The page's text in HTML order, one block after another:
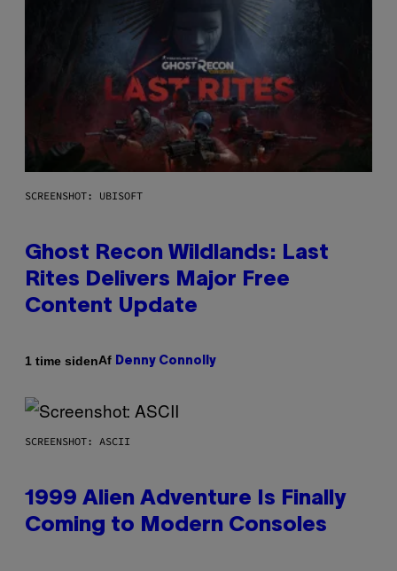
SCREENSHOT: UBISOFT
Ghost Recon Wildlands: Last
Rites Delivers Major Free
Content Update
1 time sidenAf Denny Connolly
SCREENSHOT: ASCII
1999 Alien Adventure Is Finally
Coming to Modern Consoles